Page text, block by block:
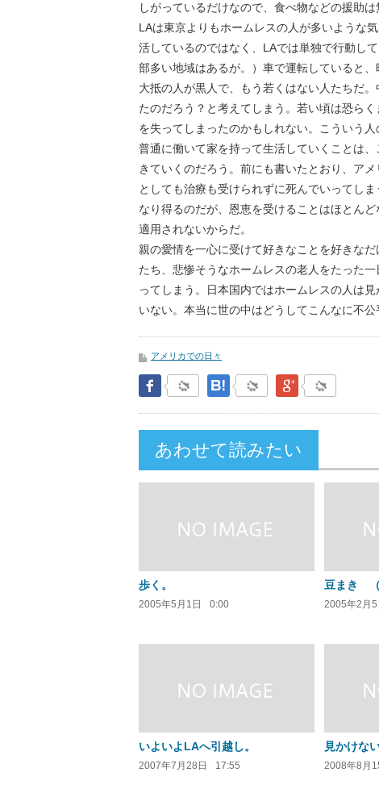
しがっているだけなので、食べ物などの援助
LAは東京よりもホームレスの人が多いような
活しているのではなく、LAでは単独で行動し
部多い地域はあるが。）車で運転していると
大抵の人が黒人で、もう若くはない人たちだ
たのだろう？と考えてしまう。若い頃は恐ら
を失ってしまったのかもしれない。こういう
普通に働いて家を持って生活していくことは
きていくのだろう。前にも書いたとおり、ア
としても治療も受けられずに死んでいってし
なり得るのだが、恩恵を受けることはほとん
適用されないからだ。
親の愛情を一心に受けて好きなことを好きな
たち、悲惨そうなホームレスの老人をたった
ってしまう。日本国内ではホームレスの人は
いない。本当に世の中はどうしてこんなに不公
アメリカでの日々
Facebook はてなブックマークGoogle Plus
あわせて読みたい
歩く。
2005年5月1日 0:00
豆まき （
2005年2月5
いよいよLAへ引越し。
2007年7月28日 17:55
見かけな
2008年8月